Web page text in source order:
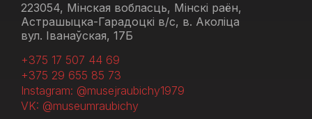
223054, Мінская вобласць, Мінскі раён,
Астрашыцка-Гарадоцкі в/с, в. Аколіца
вул. Іванаўская, 17Б
+375 17 507 44 69
+375 29 655 85 73
Instagram: @musejraubichy1979
VK: @museumraubichy